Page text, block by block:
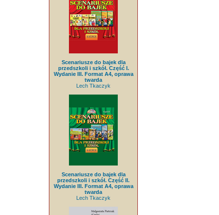
Scenariusze do bajek dla
przedszkoli i szkół. Część I.
Wydanie III. Format A4, oprawa
twarda
Lech Tkaczyk
Scenariusze do bajek dla
przedszkoli i szkół. Część II.
Wydanie III. Format A4, oprawa
twarda
Lech Tkaczyk